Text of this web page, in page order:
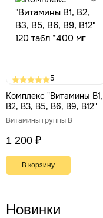
5
Комплекс "Витамины В1,
В2, В3, В5, В6, В9, В12"
120 табл *400 мг
Витамины группы В
1 200 ₽
В корзину
Новинки